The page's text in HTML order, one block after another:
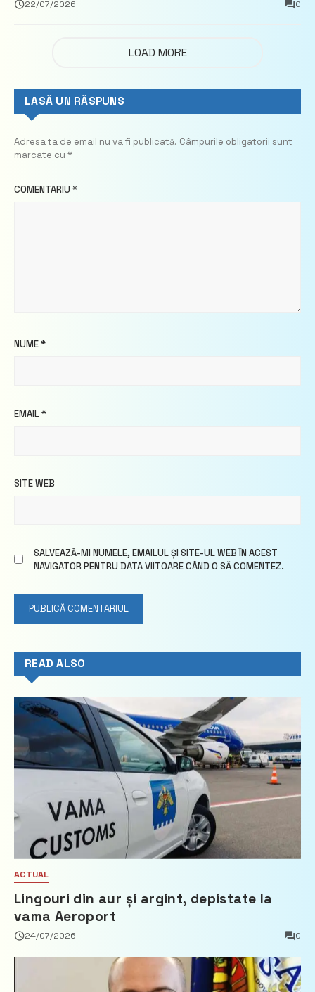
22/07/2026 0
LOAD MORE
LASĂ UN RĂSPUNS
Adresa ta de email nu va fi publicată. Câmpurile obligatorii sunt
marcate cu *
COMENTARIU *
NUME*
EMAIL*
SITE WEB
SALVEAZĂ-MI NUMELE, EMAILUL ȘI SITE-UL WEB ÎN ACEST
NAVIGATOR PENTRU DATA VIITOARE CÂND O SĂ COMENTEZ.
READ ALSO
ACTUAL
Lingouri din aur și argint, depistate la
vama Aeroport
24/07/2026 0